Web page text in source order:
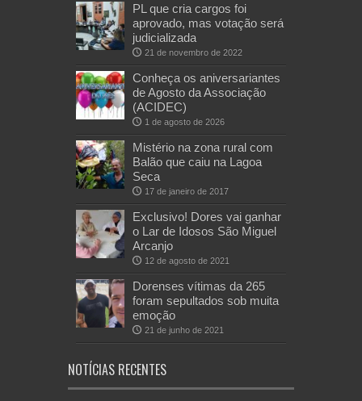
PL que cria cargos foi
aprovado, mas votação será
judicializada
21 de novembro de 2022
Conheça os aniversariantes
de Agosto da Associação
(ACIDEC)
1 de agosto de 2026
Mistério na zona rural com
Balão que caiu na Lagoa
Seca
17 de janeiro de 2017
Exclusivo! Dores vai ganhar
o Lar de Idosos São Miguel
Arcanjo
12 de agosto de 2021
Dorenses vítimas da 265
foram sepultados sob muita
emoção
21 de junho de 2021
NOTÍCIAS RECENTES